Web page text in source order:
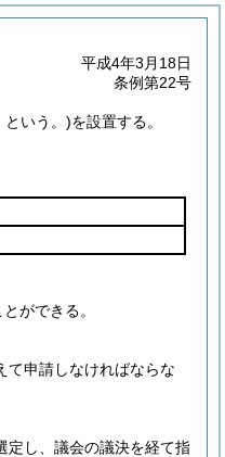
平成4年3月18日
条例第22号
という。)を設置する。
ができる。
て申請しなければならな
定し、議会の議決を経て指